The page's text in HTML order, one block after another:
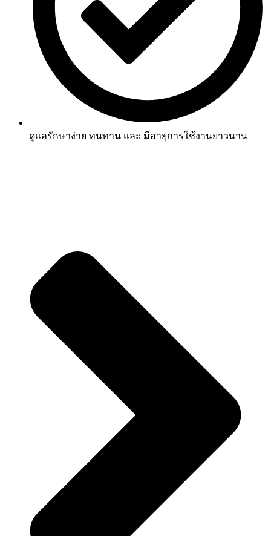
ดูแลรักษาง่าย ทนทาน และ มีอายุการใช้งานยาวนาน